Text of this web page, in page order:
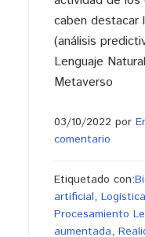
caben destacar
(análisis
Lenguaje
Metaverso
03/10/2022 por
comentario
Etiquetado con:
artificial,
Procesamiento
aumentada,